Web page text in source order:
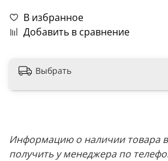
В избранное
Добавить в сравнение
Выбрать
Информацию о наличии товара
получить у менеджера по